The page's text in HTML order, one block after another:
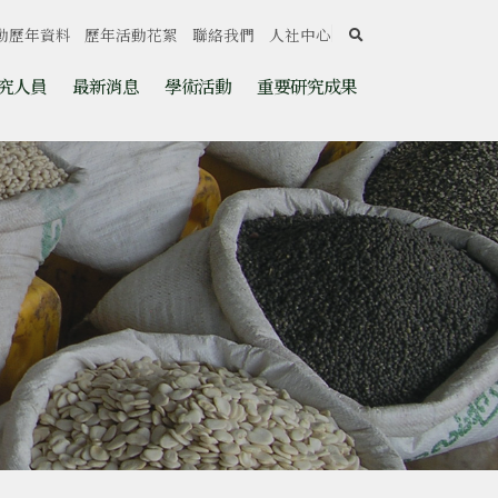
人員 最新消息 學術活動 重要研究成果
歷年資料 歷年活動花絮 聯絡我們 人社中心 search